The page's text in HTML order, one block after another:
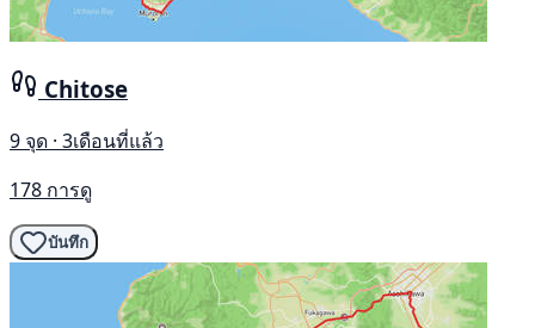
Chitose
9 จุด · 3เดือนที่แล้ว
178 การดู
บันทึก